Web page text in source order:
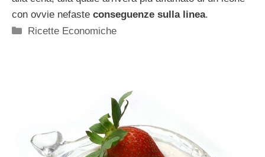
con ovvie nefaste conseguenze sulla linea.
Categorie
Ricette Economiche